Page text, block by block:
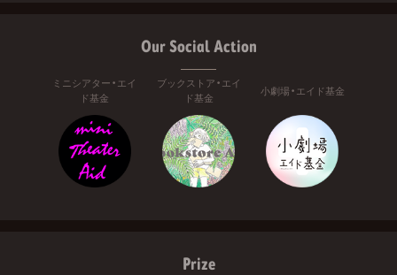
Our Social Action
ミニシアター・エイ
ド基金
ブックストア・エイ
ド基金
小劇場・エイド基金
Prize